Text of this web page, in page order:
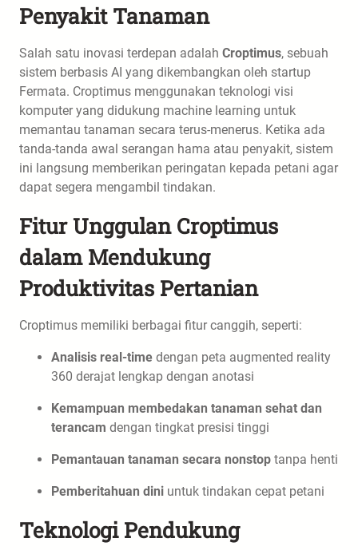
Penyakit Tanaman
Salah satu inovasi terdepan adalah Croptimus, sebuah
sistem berbasis AI yang dikembangkan oleh startup
Fermata. Croptimus menggunakan teknologi visi
komputer yang didukung machine learning untuk
memantau tanaman secara terus-menerus. Ketika ada
tanda-tanda awal serangan hama atau penyakit, sistem
ini langsung memberikan peringatan kepada petani agar
dapat segera mengambil tindakan.
Fitur Unggulan Croptimus
dalam Mendukung
Produktivitas Pertanian
Croptimus memiliki berbagai fitur canggih, seperti:
Analisis real-time dengan peta augmented reality
360 derajat lengkap dengan anotasi
Kemampuan membedakan tanaman sehat dan
terancam dengan tingkat presisi tinggi
Pemantauan tanaman secara nonstop tanpa henti
Pemberitahuan dini untuk tindakan cepat petani
Teknologi Pendukung